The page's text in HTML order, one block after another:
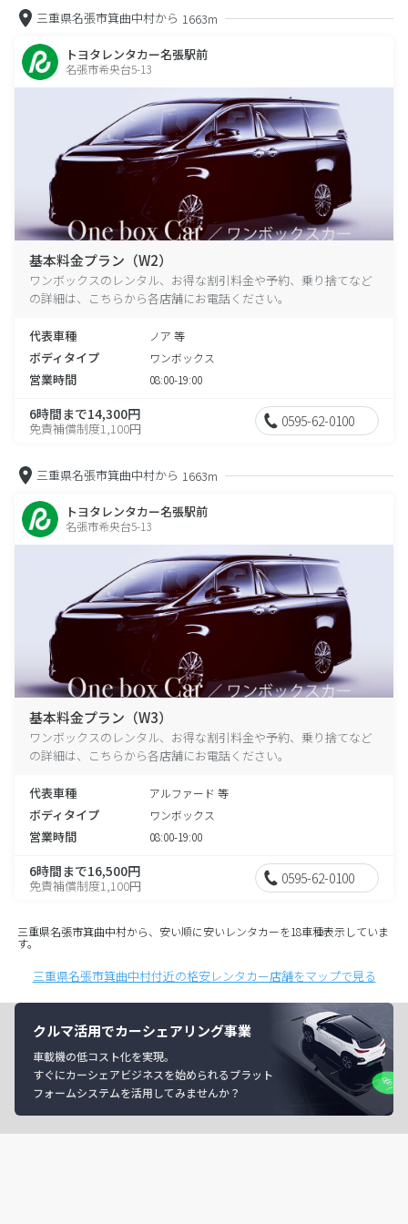
三重県名張市箕曲中村から 1663m
トヨタレンタカー名張駅前
名張市希央台5-13
基本料金プラン（W2）
ワンボックスのレンタル、お得な割引料金や予約、乗り捨てなど
の詳細は、こちらから各店舗にお電話ください。
代表車種 ノア 等
ボディタイプ ワンボックス
営業時間 08:00-19:00
6時間まで14,300円
免責補償制度1,100円 0595-62-0100
三重県名張市箕曲中村から 1663m
トヨタレンタカー名張駅前
名張市希央台5-13
基本料金プラン（W3）
ワンボックスのレンタル、お得な割引料金や予約、乗り捨てなど
の詳細は、こちらから各店舗にお電話ください。
代表車種 アルファード 等
ボディタイプ ワンボックス
営業時間 08:00-19:00
6時間まで16,500円
免責補償制度1,100円 0595-62-0100
三重県名張市箕曲中村から、安い順に安いレンタカーを18車種表示していま
す。
三重県名張市箕曲中村付近の格安レンタカー店舗をマップで見る
クルマ活用でカーシェアリング事業
車載機の低コスト化を実現。
すぐにカーシェアビジネスを始められるプラット
フォームシステムを活用してみませんか？